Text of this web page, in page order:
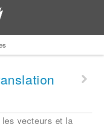
vecteurs et la